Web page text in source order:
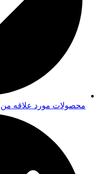
محصولات مورد علاقه من